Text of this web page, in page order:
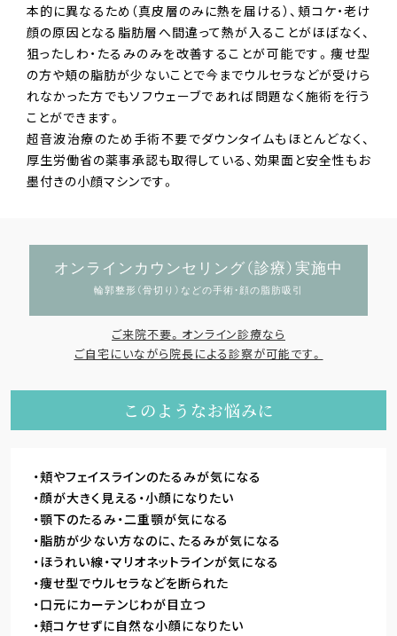
本的に異なるため（真皮層のみに熱を届ける）、頬コケ・老け
顔の原因となる脂肪層へ間違って熱が入ることがほぼなく、
狙ったしわ・たるみのみを改善することが可能です。痩せ型
の方や頬の脂肪が少ないことで今までウルセラなどが受けら
れなかった方でもソフウェーブであれば問題なく施術を行う
ことができます。
超音波治療のため手術不要でダウンタイムもほとんどなく、
厚生労働省の薬事承認も取得している、効果面と安全性もお
墨付きの小顔マシンです。
オンラインカウンセリング（診療）実施中
輪郭整形（骨切り）などの手術・顔の脂肪吸引
ご来院不要。オンライン診療なら
ご自宅にいながら院長による診察が可能です。
このようなお悩みに
頬やフェイスラインのたるみが気になる
顔が大きく見える・小顔になりたい
顎下のたるみ・二重顎が気になる
脂肪が少ない方なのに、たるみが気になる
ほうれい線・マリオネットラインが気になる
痩せ型でウルセラなどを断られた
口元にカーテンじわが目立つ
頬コケせずに自然な小顔になりたい